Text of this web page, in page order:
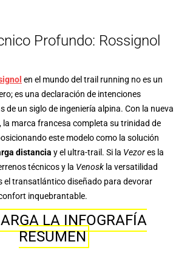
Profundo: Rossignol
en el mundo del trail running no es un
es una declaración de intenciones
de un siglo de ingeniería alpina. Con la nueva
la marca francesa completa su trinidad de
este modelo como la solución
distancia y el ultra-trail. Si la Vezores la
técnicos y la Venoskla versatilidad
el transatlántico diseñado para devorar
inquebrantable.
LA INFOGRAFÍA
RESUMEN